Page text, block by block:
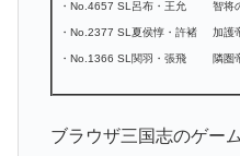
・No.4657 SL呂布・王允 智将
・No.2377 SL夏侯惇・許褚 加護
・No.1366 SL関羽・張飛 隣圏
ブラウザ三国志のゲー